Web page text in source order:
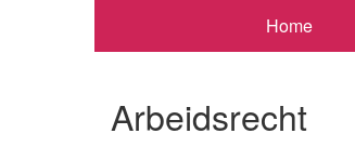
Home
Arbeidsrecht